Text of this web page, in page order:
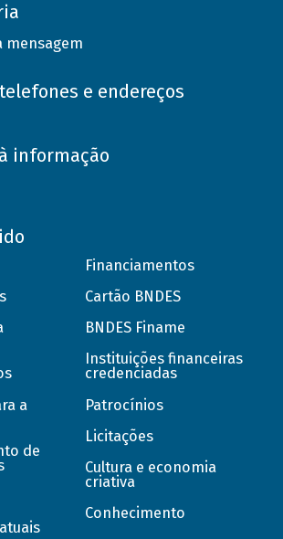
mensagem
e endereços
informação
a
de
Financiamentos
Cartão BNDES
BNDES Finame
Instituições financeiras
credenciadas
Patrocínios
Licitações
Cultura e economia
criativa
Conhecimento